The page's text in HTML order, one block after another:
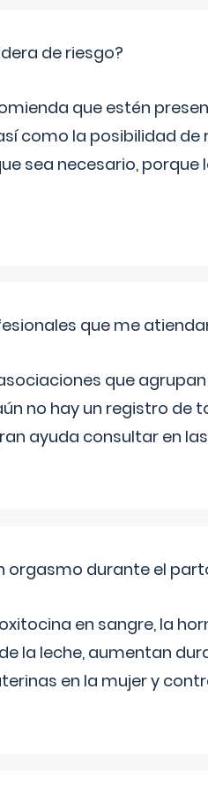
de riesgo?
que estén
como la posibilidad de
sea necesario,
que me
que
no hay un registro de
ayuda consultar en
orgasmo durante el
en sangre, la
la leche, aumentan
en la mujer y